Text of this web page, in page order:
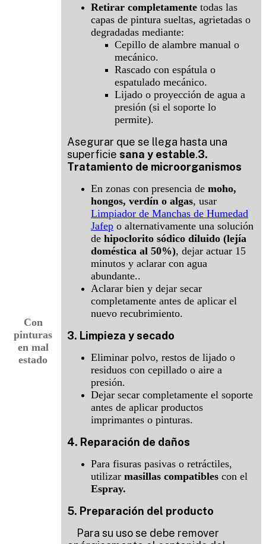
Con
pinturas
en mal
estado
Retirar completamente todas las
capas de pintura sueltas, agrietadas o
degradadas mediante:
Cepillo de alambre manual o
mecánico.
Rascado con espátula o
espatulado mecánico.
Lijado o proyección de agua a
presión (si el soporte lo
permite).
Asegurar que se llega hasta una
superficie sana y estable.3.
Tratamiento de microorganismos
En zonas con presencia de moho,
hongos, verdín o algas, usar
Limpiador de Manchas de Humedad
Jafep o alternativamente una solución
de hipoclorito sódico diluido (lejía
doméstica al 50%), dejar actuar 15
minutos y aclarar con agua
abundante..
Aclarar bien y dejar secar
completamente antes de aplicar el
nuevo recubrimiento.
3. Limpieza y secado
Eliminar polvo, restos de lijado o
residuos con cepillado o aire a
presión.
Dejar secar completamente el soporte
antes de aplicar productos
imprimantes o pinturas.
4. Reparación de daños
Para fisuras pasivas o retráctiles,
utilizar masillas compatibles con el
Espray.
5. Preparación del producto
Para su uso se debe remover